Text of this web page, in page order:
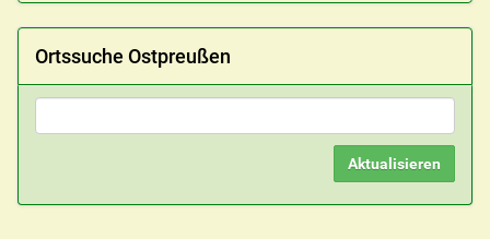
Ortssuche Ostpreußen